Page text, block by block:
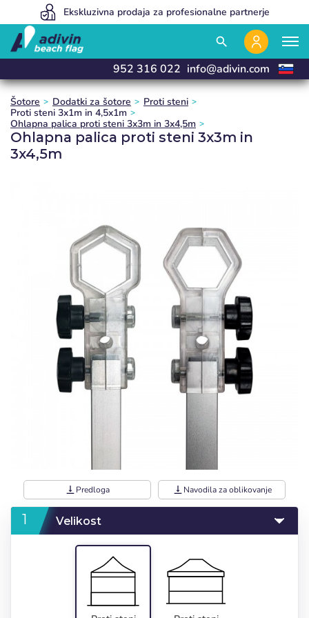
Izdelujemo in dostavimo v 24 urah
Ekskluzivna prodaja za profesionalne partnerje
Our prices are so low because we sell 100% online
search
952 316 022 info@adivin.com
Šotore Dodatki za šotore
Proti steni
Proti steni 3x1m in 4,5x1m
Ohlapna palica proti steni 3x3m in 3x4,5m
Ohlapna palica proti steni 3x3m in
3x4,5m
vertical_align_bottom Predloga vertical_align_bottom Navodila za oblikovanje
Velikost